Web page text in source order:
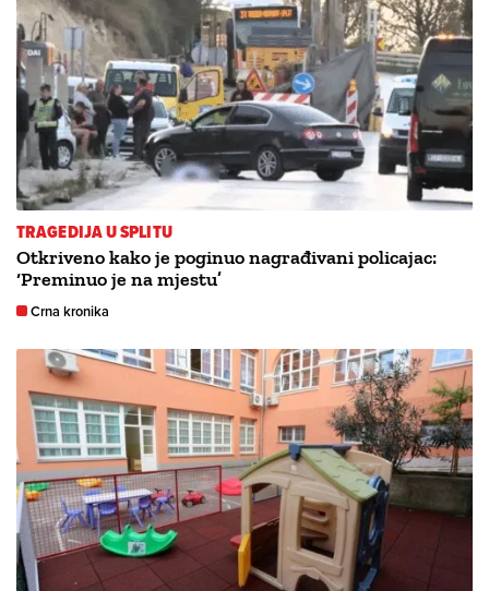
TRAGEDIJA U SPLITU
Otkriveno kako je poginuo nagrađivani policajac:
‘Preminuo je na mjestu’
Crna kronika